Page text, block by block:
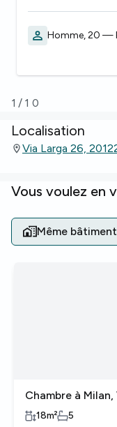
Homme, 20 —
1/ 10
Localisation
Via Larga 26,
Vous voulez en
Même bâtiment
Chambre à Milan,
18m² 5